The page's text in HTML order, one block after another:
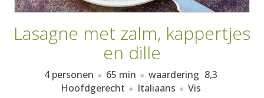
Lasagne met zalm, kappertjes
en dille
4 personen 65 min waardering 8,3
Hoofdgerecht
Italiaans Vis